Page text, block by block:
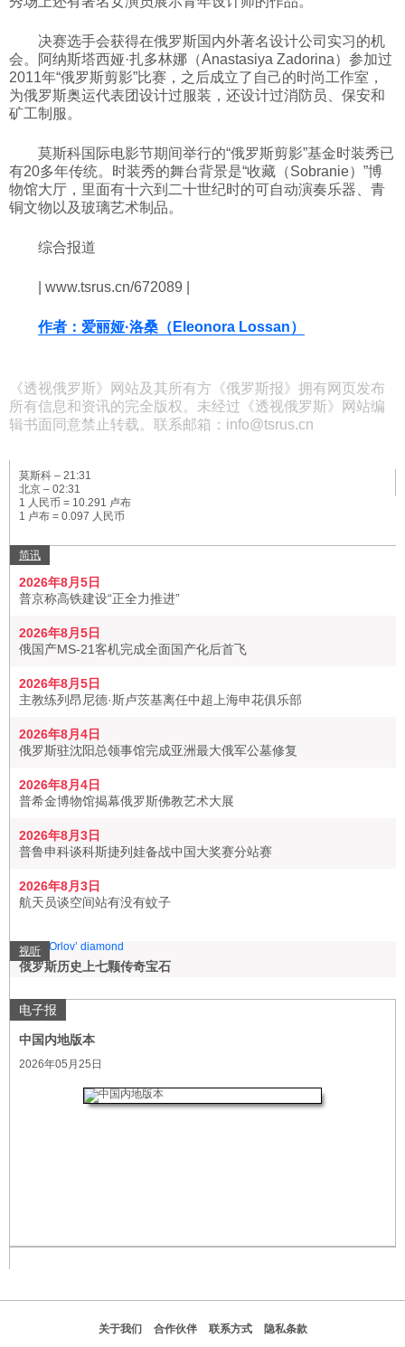
决赛选手会获得在俄罗斯国内外著名设计公司实习的机
会。阿纳斯塔西娅·扎多林娜（Anastasiya Zadorina）参加过
2011年“俄罗斯剪影”比赛，之后成立了自己的时尚工作室，
为俄罗斯奥运代表团设计过服装，还设计过消防员、保安和
矿工制服。
莫斯科国际电影节期间举行的“俄罗斯剪影”基金时装秀已
有20多年传统。时装秀的舞台背景是“收藏（Sobranie）”博
物馆大厅，里面有十六到二十世纪时的可自动演奏乐器、青
铜文物以及玻璃艺术制品。
综合报道
| www.tsrus.cn/672089 |
作者：爱丽娅·洛桑（Eleonora Lossan）
《透视俄罗斯》网站及其所有方《俄罗斯报》拥有网页发布
所有信息和资讯的完全版权。未经过《透视俄罗斯》网站编
辑书面同意禁止转载。联系邮箱：info@tsrus.cn
莫斯科 – 21:31
北京 – 02:31
1 人民币 = 10.291 卢布
1 卢布 = 0.097 人民币
简讯
2026年8月5日
普京称高铁建设“正全力推进”
2026年8月5日
俄国产MS-21客机完成全面国产化后首飞
2026年8月5日
主教练列昂尼德·斯卢茨基离任中超上海申花俱乐部
2026年8月4日
俄罗斯驻沈阳总领事馆完成亚洲最大俄军公墓修复
2026年8月4日
普希金博物馆揭幕俄罗斯佛教艺术大展
2026年8月3日
普鲁申科谈科斯捷列娃备战中国大奖赛分站赛
2026年8月3日
航天员谈空间站有没有蚊子
视听
俄罗斯历史上七颗传奇宝石
电子报
中国内地版本
2026年05月25日
关于我们 合作伙伴 联系方式 隐私条款